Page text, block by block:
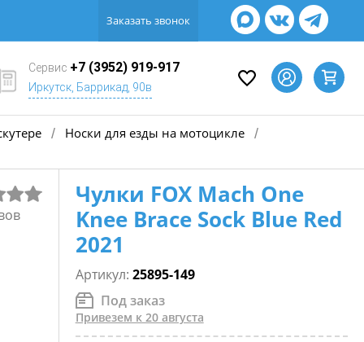
Заказать звонок
Сервис +7 (3952) 919-917
Иркутск, Баррикад, 90в
/ Носки для езды на мотоцикле /
Чулки FOX Mach One
Knee Brace Sock Blue Red
2021
Артикул: 25895-149
Под заказ
Привезем к 20 августа